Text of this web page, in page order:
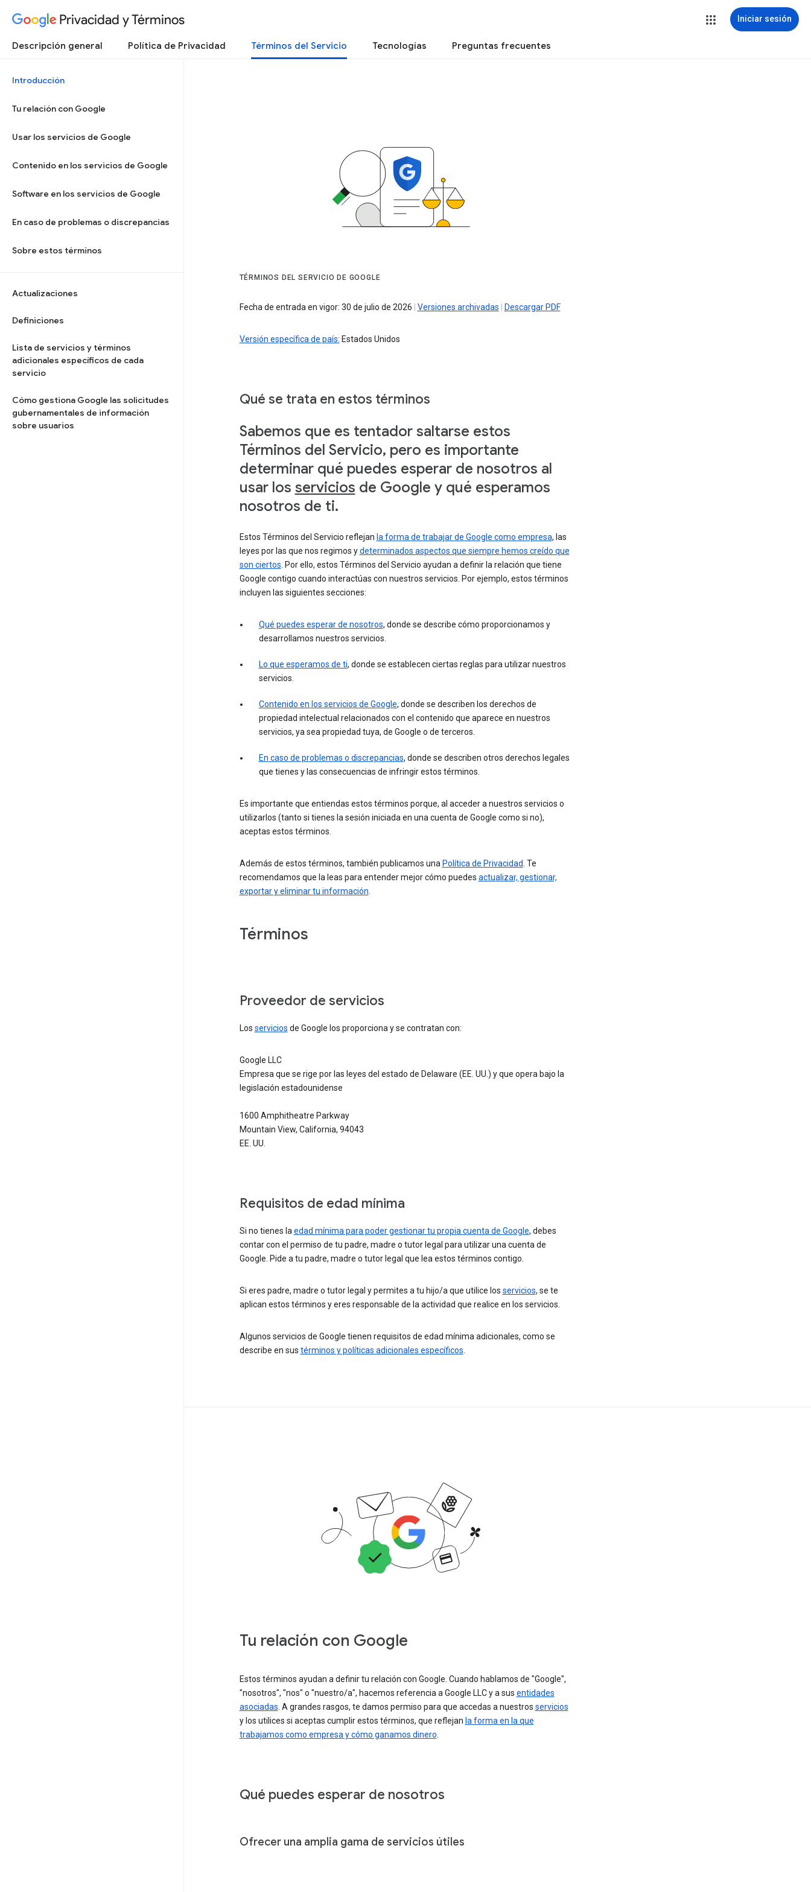
Privacidad y Términos Iniciar sesión
Descripción general Política de Privacidad Términos del Servicio Tecnologías Preguntas frecuentes
Introducción
Tu relación con Google
Usar los servicios de Google
Contenido en los servicios de Google
Software en los servicios de Google
En caso de problemas o discrepancias
Sobre estos términos
Actualizaciones
Definiciones
Lista de servicios y términos
adicionales específicos de cada
servicio
Cómo gestiona Google las solicitudes
gubernamentales de información
sobre usuarios
TÉRMINOS DEL SERVICIO DE GOOGLE
Fecha de entrada en vigor: 30 de julio de 2026 Versiones archivadas Descargar PDF
Versión específica de país: Estados Unidos
Qué se trata en estos términos
Sabemos que es tentador saltarse estos
Términos del Servicio, pero es importante
determinar qué puedes esperar de nosotros al
usar los servicios de Google y qué esperamos
nosotros de ti.
Estos Términos del Servicio reflejan la forma de trabajar de Google como empresa, las
leyes por las que nos regimos ydeterminados aspectos que siempre hemos creído que
son ciertos . Por ello, estos Términos del Servicio ayudan a definir la relación que tiene
Google contigo cuando interactúas con nuestros servicios. Por ejemplo, estos términos
incluyen las siguientes secciones:
Qué puedes esperar de nosotros, donde se describe cómo proporcionamos y
desarrollamos nuestros servicios.
Lo que esperamos de ti, donde se establecen ciertas reglas para utilizar nuestros
servicios.
Contenido en los servicios de Google, donde se describen los derechos de
propiedad intelectual relacionados con el contenido que aparece en nuestros
servicios, ya sea propiedad tuya, de Google o de terceros.
En caso de problemas o discrepancias, donde se describen otros derechos legales
que tienes y las consecuencias de infringir estos términos.
Es importante que entiendas estos términos porque, al acceder a nuestros servicios o
utilizarlos (tanto si tienes la sesión iniciada en una cuenta de Google como si no),
aceptas estos términos.
Además de estos términos, también publicamos una Política de Privacidad . Te
recomendamos que la leas para entender mejor cómo puedes actualizar, gestionar,
exportar y eliminar tu información
Términos
Proveedor de servicios
Los servicios de Google los proporciona y se contratan con:
Google LLC
Empresa que se rige por las leyes del estado de Delaware (EE. UU.) y que opera bajo la
legislación estadounidense
1600 Amphitheatre Parkway
Mountain View, California, 94043
EE. UU.
Requisitos de edad mínima
Si no tienes la edad mínima para poder gestionar tu propia cuenta de Google, debes
contar con el permiso de tu padre, madre o tutor legal para utilizar una cuenta de
Google. Pide a tu padre, madre o tutor legal que lea estos términos contigo.
Si eres padre, madre o tutor legal y permites a tu hijo/a que utilice los servicios, se te
aplican estos términos y eres responsable de la actividad que realice en los servicios.
Algunos servicios de Google tienen requisitos de edad mínima adicionales, como se
describe en sus términos y políticas adicionales específicos
Tu relación con Google
Estos términos ayudan a definir tu relación con Google. Cuando hablamos de "Google",
"nosotros", "nos" o "nuestro/a", hacemos referencia a Google LLC y a sus entidades
asociadas. A grandes rasgos, te damos permiso para que accedas a nuestros servicios
y los utilices si aceptas cumplir estos términos, que reflejan la forma en la que
trabajamos como empresa y cómo ganamos dinero.
Qué puedes esperar de nosotros
Ofrecer una amplia gama de servicios útiles